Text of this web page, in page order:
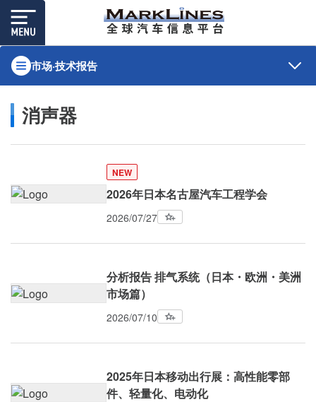
市场·技术报告
消声器
NEW
2026年日本名古屋汽车工程学会
2026/07/27
分析报告 排气系统（日本・欧洲・美洲
市场篇）
2026/07/10
2025年日本移动出行展：高性能零部
件、轻量化、电动化